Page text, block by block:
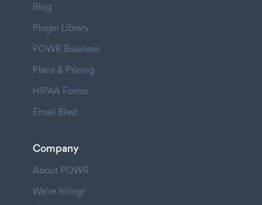
Blog
Plugin Library
POWR Business
Plans & Pricing
HIPAA Forms
Email Blast
Company
About POWR
We're hiring!